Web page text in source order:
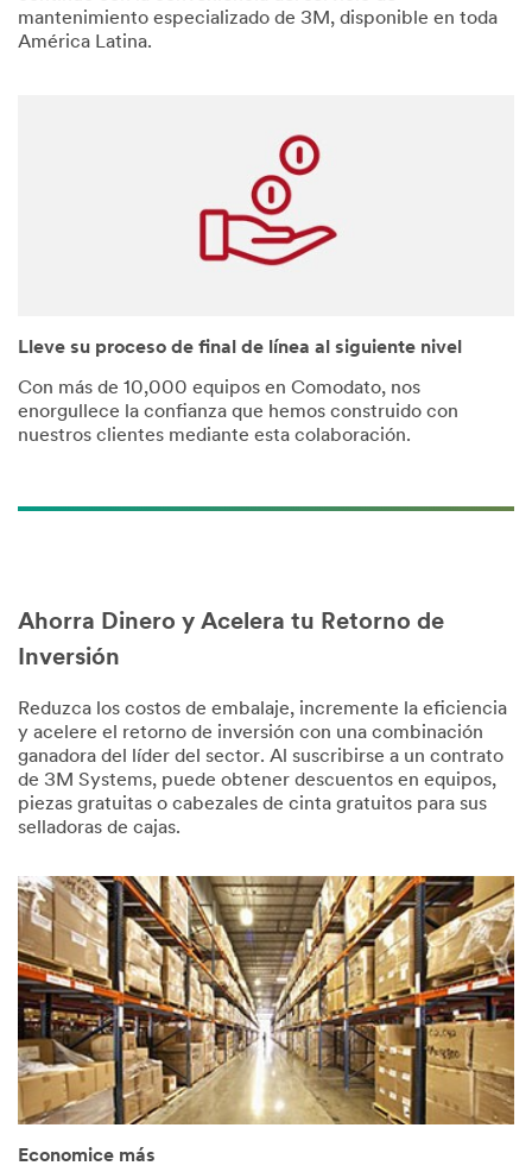
mantenimiento especializado de 3M, disponible en toda
América Latina.
Lleve su proceso de final de línea al siguiente nivel
Con más de 10,000 equipos en Comodato, nos
enorgullece la confianza que hemos construido con
nuestros clientes mediante esta colaboración.
Ahorra Dinero y Acelera tu Retorno de
Inversión
Reduzca los costos de embalaje, incremente la eficiencia
y acelere el retorno de inversión con una combinación
ganadora del líder del sector. Al suscribirse a un contrato
de 3M Systems, puede obtener descuentos en equipos,
piezas gratuitas o cabezales de cinta gratuitos para sus
selladoras de cajas.
Economice más